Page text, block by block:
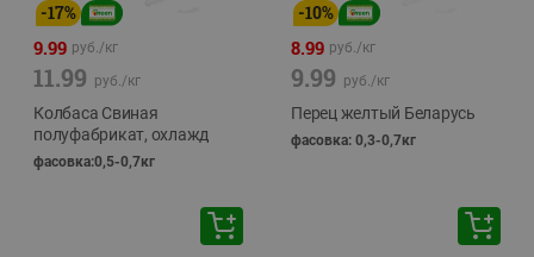
-17%
9.99 руб./кг
11.99 руб./кг
Колбаса Свиная
полуфабрикат, охлажд
фасовка:0,5-0,7кг
-10%
8.99 руб./кг
9.99 руб./кг
Перец желтый Беларусь
фасовка: 0,3-0,7кг